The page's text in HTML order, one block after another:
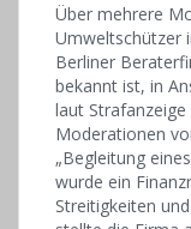
Über mehrere
Umweltschützer
Berliner
bekannt ist, in
laut
Moderationen
„Begleitung
wurde ein
Streitigkeiten